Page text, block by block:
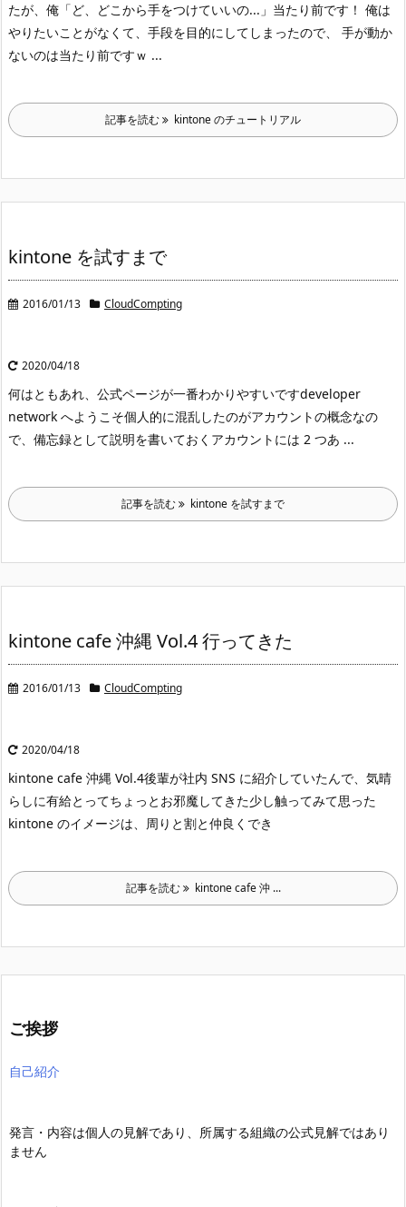
たが、 俺「ど、どこから手をつけていいの...」 当たり前です！ 俺は
やりたいことがなくて、手段を目的にしてしまったので、 手が動か
ないのは当たり前ですｗ ...
記事を読む kintone のチュートリアル
kintone を試すまで
2016/01/13 CloudCompting
2020/04/18
何はともあれ、公式ページが一番わかりやすいですdeveloper
network へようこそ個人的に混乱したのがアカウントの概念なの
で、備忘録として説明を書いておく アカウントには 2 つあ ...
記事を読む kintone を試すまで
kintone cafe 沖縄 Vol.4 行ってきた
2016/01/13 CloudCompting
2020/04/18
kintone cafe 沖縄 Vol.4後輩が社内 SNS に紹介していたんで、気晴
らしに有給とってちょっとお邪魔してきた少し触ってみて思った
kintone のイメージは、周りと割と仲良くでき
記事を読む kintone cafe 沖 ...
ご挨拶
自己紹介
発言・内容は個人の見解であり、所属する組織の公式見解ではあり
ません